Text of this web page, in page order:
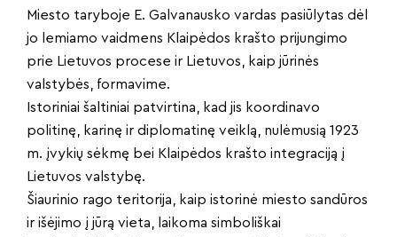
Miesto taryboje E. Galvanausko vardas pasiūlytas dėl
jo lemiamo vaidmens Klaipėdos krašto prijungimo
prie Lietuvos procese ir Lietuvos, kaip jūrinės
valstybės, formavime.
Istoriniai šaltiniai patvirtina, kad jis koordinavo
politinę, karinę ir diplomatinę veiklą, nulėmusią 1923
m. įvykių sėkmę bei Klaipėdos krašto integraciją į
Lietuvos valstybę.
Šiaurinio rago teritorija, kaip istorinė miesto sandūros
ir išėjimo į jūrą vieta, laikoma simboliškai